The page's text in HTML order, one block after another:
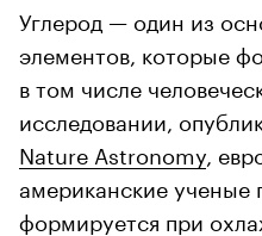
Углерод — один из
элементов, которые
в том числе
исследовании,
Nature Astronomy ,
американские ученые
формируется при